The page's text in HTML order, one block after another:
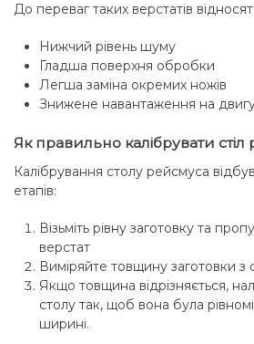
До переваг таких верстатів
Нижчий рівень шуму
Гладша поверхня обробки
Легша заміна окремих ножів
Знижене навантаження на
Як правильно калібрувати
Калібрування столу рейсмуса
етапів:
Візьміть рівну заготовку та
верстат
Виміряйте товщину заготовки з
Якщо товщина відрізняється,
столу так, щоб вона була
ширині.